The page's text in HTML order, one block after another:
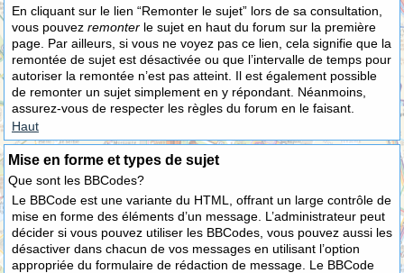
En cliquant sur le lien “Remonter le sujet” lors de sa consultation,
vous pouvez remonter le sujet en haut du forum sur la première
page. Par ailleurs, si vous ne voyez pas ce lien, cela signifie que la
remontée de sujet est désactivée ou que l’intervalle de temps pour
autoriser la remontée n’est pas atteint. Il est également possible
de remonter un sujet simplement en y répondant. Néanmoins,
assurez-vous de respecter les règles du forum en le faisant.
Haut
Mise en forme et types de sujet
Que sont les BBCodes?
Le BBCode est une variante du HTML, offrant un large contrôle de
mise en forme des éléments d’un message. L’administrateur peut
décider si vous pouvez utiliser les BBCodes, vous pouvez aussi les
désactiver dans chacun de vos messages en utilisant l’option
appropriée du formulaire de rédaction de message. Le BBCode